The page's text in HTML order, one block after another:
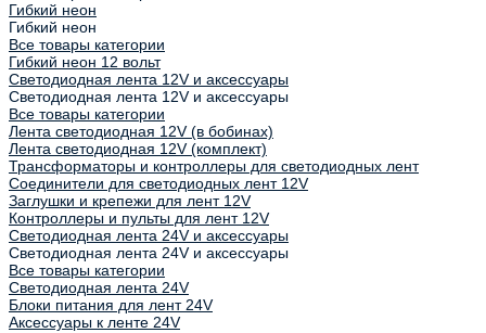
Гибкий неон
Гибкий неон
Все товары категории
Гибкий неон 12 вольт
Светодиодная лента 12V и аксессуары
Светодиодная лента 12V и аксессуары
Все товары категории
Лента светодиодная 12V (в бобинах)
Лента светодиодная 12V (комплект)
Трансформаторы и контроллеры для светодиодных лент
Соединители для светодиодных лент 12V
Заглушки и крепежи для лент 12V
Контроллеры и пульты для лент 12V
Светодиодная лента 24V и аксессуары
Светодиодная лента 24V и аксессуары
Все товары категории
Светодиодная лента 24V
Блоки питания для лент 24V
Аксессуары к ленте 24V